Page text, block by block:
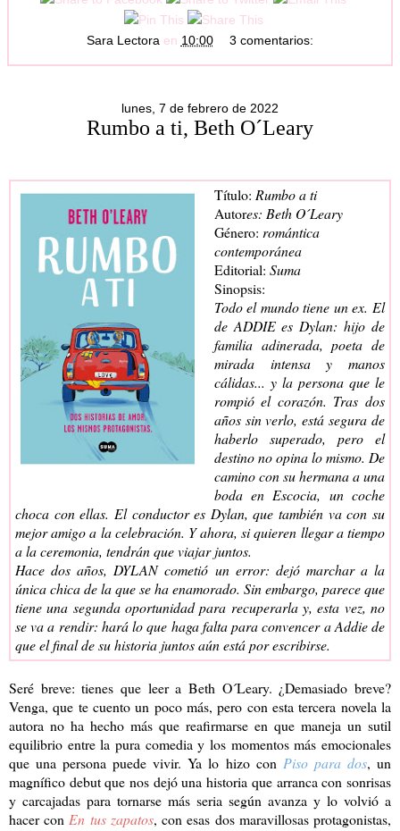
Sara Lectora en 10:00 3 comentarios:
lunes, 7 de febrero de 2022
Rumbo a ti, Beth O´Leary
Título: Rumbo a ti
Autores: Beth O´Leary
Género: romántica
contemporánea
Editorial: Suma
Sinopsis:
Todo el mundo tiene un ex. El
de ADDIE es Dylan: hijo de
familia adinerada, poeta de
mirada intensa y manos
cálidas... y la persona que le
rompió el corazón. Tras dos
años sin verlo, está segura de
haberlo superado, pero el
destino no opina lo mismo. De
camino con su hermana a una
boda en Escocia, un coche
choca con ellas. El conductor es Dylan, que también va con su
mejor amigo a la celebración. Y ahora, si quieren llegar a tiempo
a la ceremonia, tendrán que viajar juntos.
Hace dos años, DYLAN cometió un error: dejó marchar a la
única chica de la que se ha enamorado. Sin embargo, parece que
tiene una segunda oportunidad para recuperarla y, esta vez, no
se va a rendir: hará lo que haga falta para convencer a Addie de
que el final de su historia juntos aún está por escribirse.
Seré breve: tienes que leer a Beth O´Leary. ¿Demasiado breve?
Venga, que te cuento un poco más, pero con esta tercera novela la
autora no ha hecho más que reafirmarse en que maneja un sutil
equilibrio entre la pura comedia y los momentos más emocionales
que una persona puede vivir. Ya lo hizo con Piso para dos, un
magnífico debut que nos dejó una historia que arranca con sonrisas
y carcajadas para tornarse más seria según avanza y lo volvió a
hacer con En tus zapatos, con esas dos maravillosas protagonistas,